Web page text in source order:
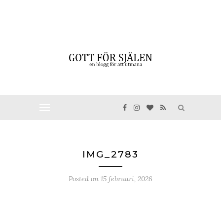
IMG_2783
Posted on 15 februari, 2026